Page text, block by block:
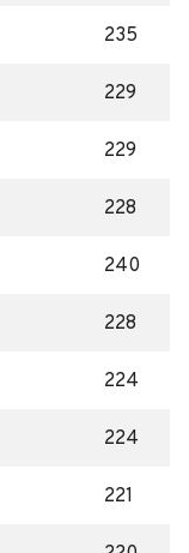
235
229
229
228
240
228
224
224
221